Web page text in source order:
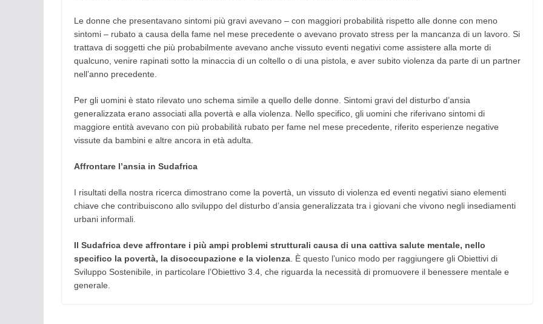
Le donne che presentavano sintomi più gravi avevano – con maggiori probabilità rispetto alle donne con meno
sintomi – rubato a causa della fame nel mese precedente o avevano provato stress per la mancanza di un lavoro. Si
trattava di soggetti che più probabilmente avevano anche vissuto eventi negativi come assistere alla morte di
qualcuno, venire rapinati sotto la minaccia di un coltello o di una pistola, e aver subito violenza da parte di un partner
nell’anno precedente.
Per gli uomini è stato rilevato uno schema simile a quello delle donne. Sintomi gravi del disturbo d’ansia
generalizzata erano associati alla povertà e alla violenza. Nello specifico, gli uomini che riferivano sintomi di
maggiore entità avevano con più probabilità rubato per fame nel mese precedente, riferito esperienze negative
vissute da bambini e altre ancora in età adulta.
Affrontare l’ansia in Sudafrica
I risultati della nostra ricerca dimostrano come la povertà, un vissuto di violenza ed eventi negativi siano elementi
chiave che contribuiscono allo sviluppo del disturbo d’ansia generalizzata tra i giovani che vivono negli insediamenti
urbani informali.
Il Sudafrica deve affrontare i più ampi problemi strutturali causa di una cattiva salute mentale, nello
specifico la povertà, la disoccupazione e la violenza . È questo l’unico modo per raggiungere gli Obiettivi di
Sviluppo Sostenibile, in particolare l’Obiettivo 3.4, che riguarda la necessità di promuovere il benessere mentale e
generale.